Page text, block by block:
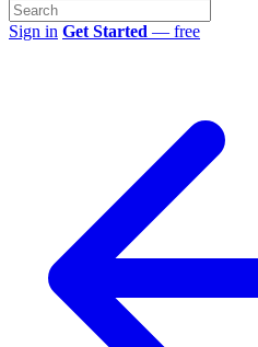
Sign in Get Started — free